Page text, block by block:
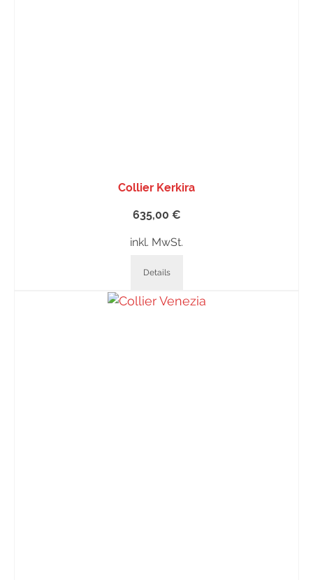
Collier Kerkira
635,00 €
inkl. MwSt.
Details